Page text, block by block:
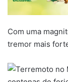
Com uma
tremor mais